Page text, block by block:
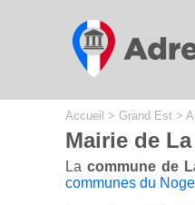
Accueil > Grand Est >
Mairie de
La commune de
communes du